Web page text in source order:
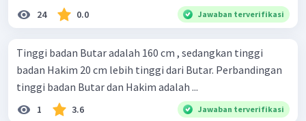
24 0.0 Jawaban terverifikasi
Tinggi badan Butar adalah 160 cm , sedangkan tinggi
badan Hakim 20 cm lebih tinggi dari Butar. Perbandingan
tinggi badan Butar dan Hakim adalah ...
1 3.6 Jawaban terverifikasi